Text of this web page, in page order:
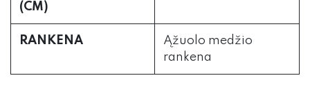
(CM)
RANKENA
Ąžuolo medžio
rankena